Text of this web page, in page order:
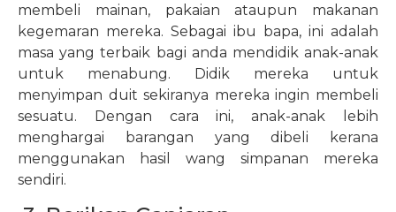
membeli mainan, pakaian ataupun makanan
kegemaran mereka. Sebagai ibu bapa, ini adalah
masa yang terbaik bagi anda mendidik anak-anak
untuk menabung. Didik mereka untuk
menyimpan duit sekiranya mereka ingin membeli
sesuatu. Dengan cara ini, anak-anak lebih
menghargai barangan yang dibeli kerana
menggunakan hasil wang simpanan mereka
sendiri.